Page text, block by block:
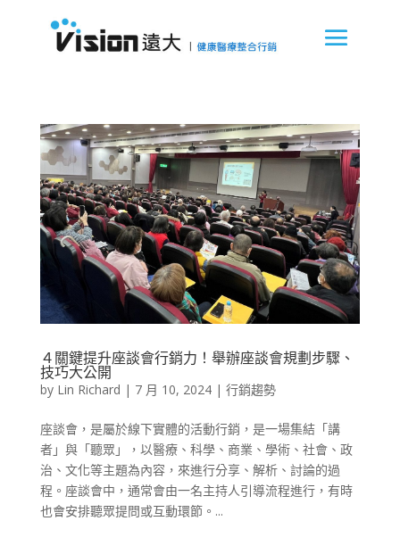
４關鍵提升座談會行銷力！舉辦座談會規劃步驟、
技巧大公開
by Lin Richard | 7 月 10, 2024| 行銷趨勢
座談會，是屬於線下實體的活動行銷，是一場集結「講
者」與「聽眾」，以醫療、科學、商業、學術、社會、政
治、文化等主題為內容，來進行分享、解析、討論的過
程。座談會中，通常會由一名主持人引導流程進行，有時
也會安排聽眾提問或互動環節。...